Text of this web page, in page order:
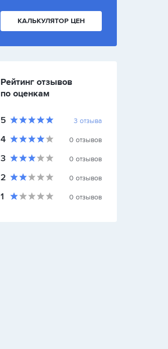
КАЛЬКУЛЯТОР ЦЕН
Рейтинг отзывов
по оценкам
5 3 отзыва
4 0 отзывов
3 0 отзывов
2 0 отзывов
1 0 отзывов